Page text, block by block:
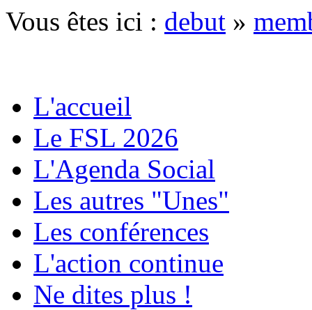
Vous êtes ici : debut »
L'accueil
Le FSL 2026
L'Agenda Social
Les autres "Unes"
Les conférences
L'action continue
Ne dites plus !